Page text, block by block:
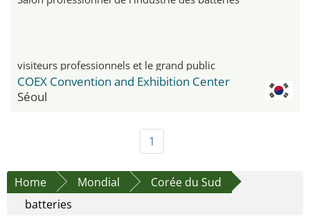
visiteurs professionnels et le grand public
COEX Convention and Exhibition Center
Séoul
1
Home Mondial
Corée du Sud
batteries